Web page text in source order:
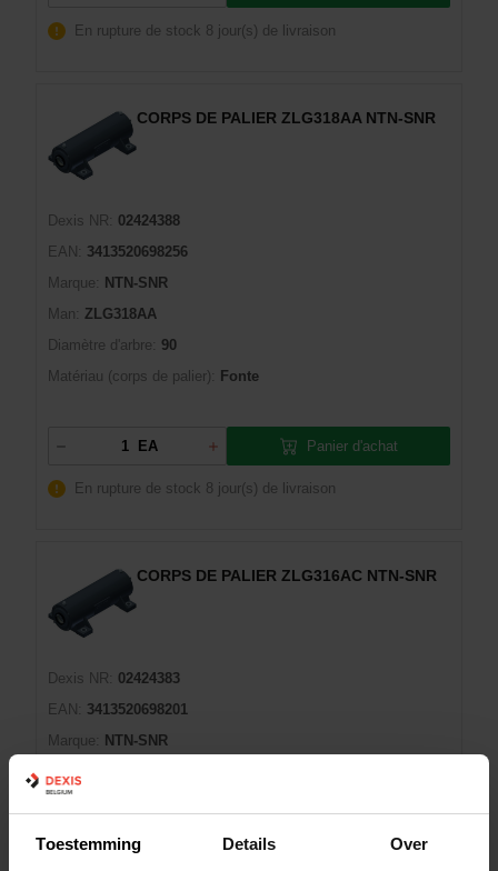
Toestemming Details Over
En rupture de stock 8 jour(s) de livraison
CORPS DE PALIER ZLG318AA NTN-SNR
Dexis NR:
02424388
EAN:
3413520698256
Marque:
NTN-SNR
Man: ZLG318AA
Diamètre d'arbre:
90
Matériau (corps de palier):
Fonte
EA Panier d'achat
En rupture de stock 8 jour(s) de livraison
CORPS DE PALIER ZLG316AC NTN-SNR
Dexis NR:
02424383
EAN: 3413520698201
Marque:
NTN-SNR
Man:
Matériau (corps de palier):
Fonte